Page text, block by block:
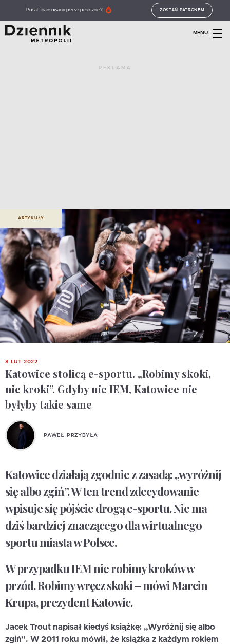
Portal finansowany przez społeczność ZOSTAŃ PATRONEM
MENU
REKLAMA
ARTYKUŁY
8 LUT 2022
Katowice stolicą e-sportu. „Robimy skoki,
nie kroki”. Gdyby nie IEM, Katowice nie
byłyby takie same
PAWEŁ PRZYBYŁA
Katowice działają zgodnie z zasadą: „wyróżnij
się albo zgiń”. W ten trend zdecydowanie
wpisuje się pójście drogą e-sportu. Nie ma
dziś bardziej znaczącego dla wirtualnego
sportu miasta w Polsce.
W przypadku IEM nie robimy kroków w
przód. Robimy wręcz skoki – mówi Marcin
Krupa, prezydent Katowic.
Jacek Trout napisał kiedyś książkę: „Wyróżnij się albo
zgiń”. W 2011 roku mówił, że książka z każdym rokiem